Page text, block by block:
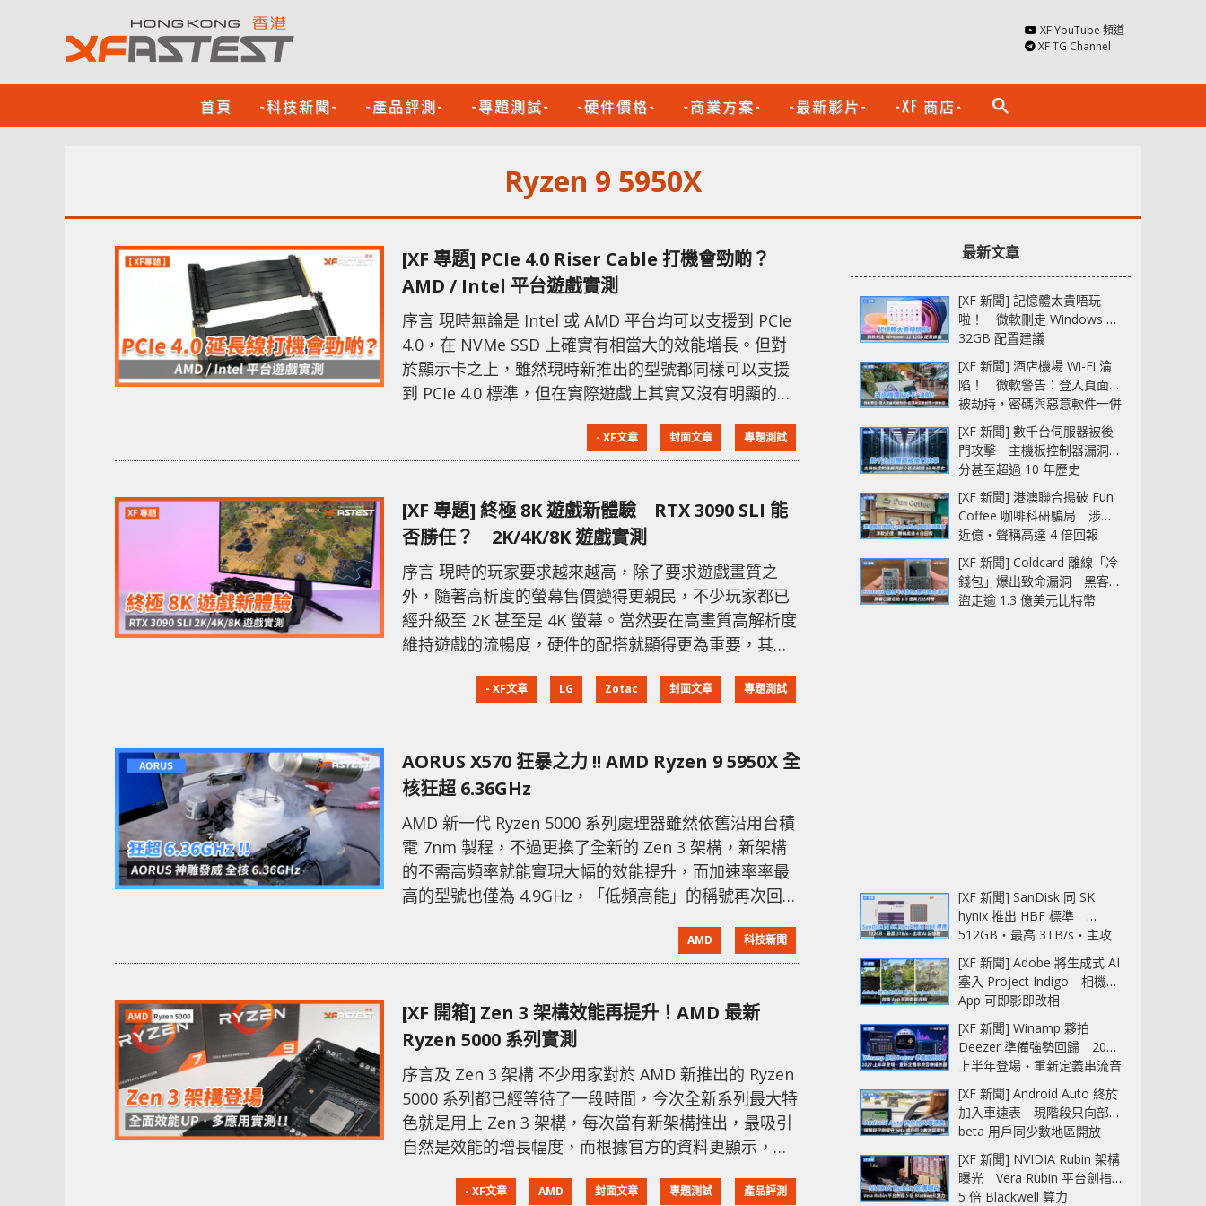
XF YouTube 頻道
XF TG Channel
首頁 -科技新聞- -產品評測- -專題測試- -硬件價格- -商業方案- -最新影片- -XF 商店- search
Ryzen 9 5950X
[XF 專題] PCIe 4.0 Riser Cable 打機會勁啲？
AMD / Intel 平台遊戲實測
序言 現時無論是 Intel 或 AMD 平台均可以支援到 PCIe
4.0，在 NVMe SSD 上確實有相當大的效能增長。但對
於顯示卡之上，雖然現時新推出的型號都同樣可以支援
到 PCIe 4.0 標準，但在實際遊戲上其實又沒有明顯的分
的方式安裝，一來可以讓顯示卡有更好的散熱空間，二
來現時不少顯示卡都會加入 RGB 元素，以垂直方式安裝
裝，就必定要用上 Riser Cable，近期市面上就有
- XF文章 封面文章 專題測試
[XF 專題] 終極 8K 遊戲新體驗 RTX 3090 SLI 能
否勝任？ 2K/4K/8K 遊戲實測
序言 現時的玩家要求越來越高，除了要求遊戲畫質之
外，隨著高析度的螢幕售價變得更親民，不少玩家都已
經升級至 2K 甚至是 4K 螢幕。當然要在高畫質高解析度
維持遊戲的流暢度，硬件的配搭就顯得更為重要，其中
XF 編輯部就為大家測試 2 張 NVIDIA GeForce RTX
3090 以 SLI 模式下，能否滿足現時的遊戲大作在 4K 下
頂級的硬件配置，最後要升級自然是
- XF文章 LG Zotac 封面文章 專題測試
AORUS X570 狂暴之力 !! AMD Ryzen 9 5950X 全
核狂超 6.36GHz
AMD 新一代 Ryzen 5000 系列處理器雖然依舊沿用台積
電 7nm 製程，不過更換了全新的 Zen 3 架構，新架構
的不需高頻率就能實現大幅的效能提升，而加速率率最
高的型號也僅為 4.9GHz，「低頻高能」的稱號再次回到
之大，特別是在 LN2 的極限散熱下，頂級的 Ryzen 9
5950X 在超頻上取得佳的成績。先是在 ASUS ROG C8V
AMD 科技新聞
[XF 開箱] Zen 3 架構效能再提升！AMD 最新
Ryzen 5000 系列實測
序言及 Zen 3 架構 不少用家對於 AMD 新推出的 Ryzen
5000 系列都已經等待了一段時間，今次全新系列最大特
色就是用上 Zen 3 架構，每次當有新架構推出，最吸引
自然是效能的增長幅度，而根據官方的資料更顯示，其
Ryzen 9 5950X 同樣是 16C32T 設計，並有高達 72MB
- XF文章 AMD 封面文章 專題測試 產品評測
最新文章
[XF 新聞] 記憶體太貴唔玩
啦！ 微軟刪走 Windows 11
32GB 配置建議
[XF 新聞] 酒店機場 Wi-Fi 淪
陷！ 微軟警告：登入頁面可
被劫持，密碼與惡意軟件一併
中招
[XF 新聞] 數千台伺服器被後
門攻擊 主機板控制器漏洞部
分甚至超過 10 年歷史
[XF 新聞] 港澳聯合搗破 Fun
Coffee 咖啡科研騙局 涉款
近億‧聲稱高達 4 倍回報
[XF 新聞] Coldcard 離線「冷
錢包」爆出致命漏洞 黑客已
盜走逾 1.3 億美元比特幣
[XF 新聞] SanDisk 同 SK
hynix 推出 HBF 標準
512GB‧最高 3TB/s‧主攻
AI 記憶體
[XF 新聞] Adobe 將生成式 AI
塞入 Project Indigo 相機
App 可即影即改相
[XF 新聞] Winamp 夥拍
Deezer 準備強勢回歸 2027
上半年登場‧重新定義串流音
樂播放器
[XF 新聞] Android Auto 終於
加入車速表 現階段只向部分
beta 用戶同少數地區開放
[XF 新聞] NVIDIA Rubin 架構
曝光 Vera Rubin 平台劍指
5 倍 Blackwell 算力